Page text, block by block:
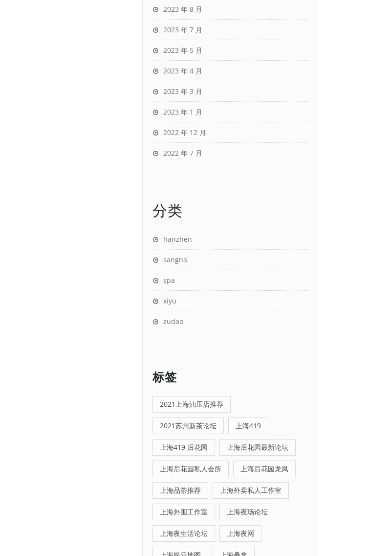
2023 年 8 月
2023 年 7 月
2023 年 5 月
2023 年 4 月
2023 年 3 月
2023 年 1 月
2022 年 12 月
2022 年 7 月
分类
hanzhen
sangna
spa
xiyu
zudao
标签
2021上海油压店推荐
2021苏州新茶论坛 上海419
上海419 后花园 上海后花园最新论坛
上海后花园私人会所 上海后花园龙凤
上海品茶推荐 上海外卖私人工作室
上海外围工作室 上海夜场论坛
上海夜生活论坛 上海夜网